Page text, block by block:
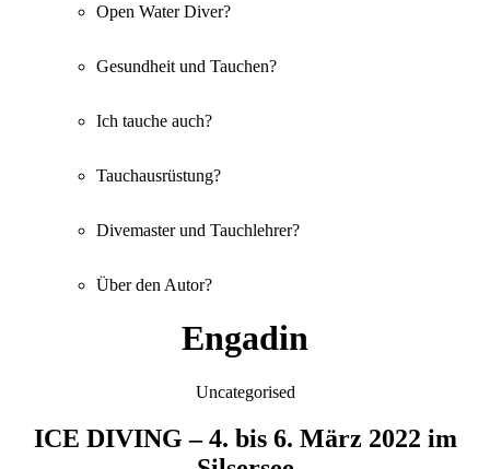
Open Water Diver?
Gesundheit und Tauchen?
Ich tauche auch?
Tauchausrüstung?
Divemaster und Tauchlehrer?
Über den Autor?
Engadin
Categories
Uncategorised
ICE DIVING – 4. bis 6. März 2022 im